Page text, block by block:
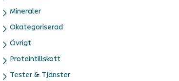
Mineraler
Okategoriserad
Övrigt
Proteintillskott
Tester & Tjänster